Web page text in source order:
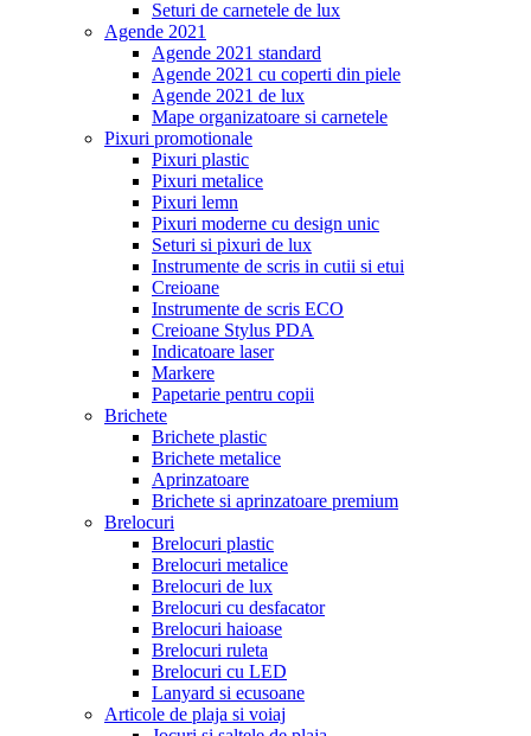
Seturi de carnetele de lux
Agende 2021
Agende 2021 standard
Agende 2021 cu coperti din piele
Agende 2021 de lux
Mape organizatoare si carnetele
Pixuri promotionale
Pixuri plastic
Pixuri metalice
Pixuri lemn
Pixuri moderne cu design unic
Seturi si pixuri de lux
Instrumente de scris in cutii si etui
Creioane
Instrumente de scris ECO
Creioane Stylus PDA
Indicatoare laser
Markere
Papetarie pentru copii
Brichete
Brichete plastic
Brichete metalice
Aprinzatoare
Brichete si aprinzatoare premium
Brelocuri
Brelocuri plastic
Brelocuri metalice
Brelocuri de lux
Brelocuri cu desfacator
Brelocuri haioase
Brelocuri ruleta
Brelocuri cu LED
Lanyard si ecusoane
Articole de plaja si voiaj